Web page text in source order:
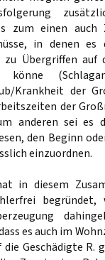
zum einen auch
in denen es
Übergriffen auf
könne
Krankheit der
der
anderen sei es
den Beginn
einzuordnen.
in diesem
begründet,
es auch im
Geschädigte R.